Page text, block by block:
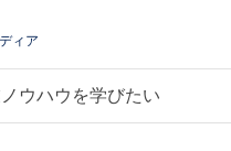
ィア
ウハウを学びたい